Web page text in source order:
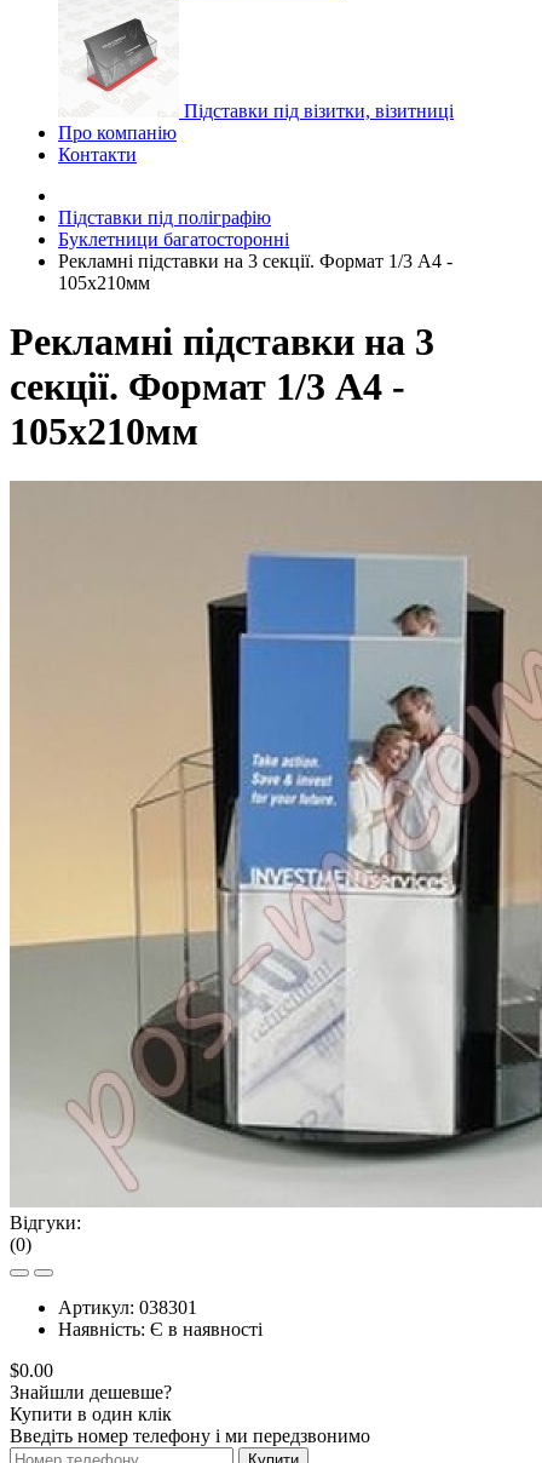
Підставки під візитки, візитниці
Про компанію
Контакти
Підставки під поліграфію
Буклетници багатосторонні
Рекламні підставки на 3 секції. Формат 1/3 А4 -
105x210мм
Рекламні підставки на 3
секції. Формат 1/3 А4 -
105x210мм
Відгуки:
(0)
Артикул: 038301
Наявність: Є в наявності
$0.00
Знайшли дешевше?
Купити в один клік
Введіть номер телефону і ми передзвонимо